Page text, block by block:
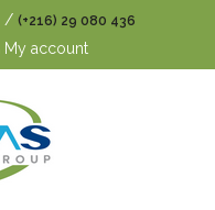
/ (+216) 29 080 436
My account